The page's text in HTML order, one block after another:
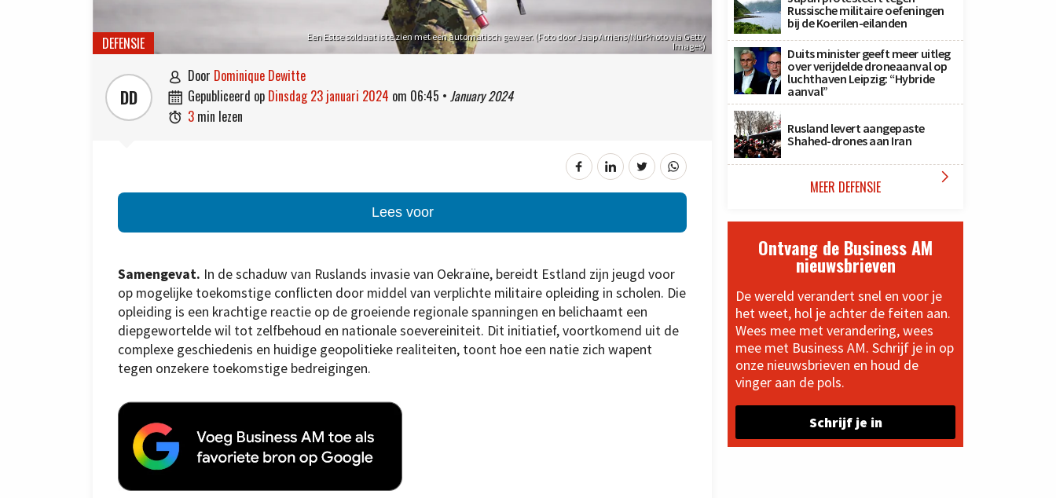
Een Estse soldaat is te zien met een automatisch geweer. (Foto door Jaap Arriens/NurPhoto via Getty
Images)
DEFENSIE
DD
 door Dominique Dewitte
 gepubliceerd op dinsdag 23 januari 2024 om 06:45 • January 2024
 3 min lezen
Lees voor
Samengevat. In de schaduw van Ruslands invasie van Oekraïne, bereidt Estland zijn jeugd voor
op mogelijke toekomstige conflicten door middel van verplichte militaire opleiding in scholen. Die
opleiding is een krachtige reactie op de groeiende regionale spanningen en belichaamt een
diepgewortelde wil tot zelfbehoud en nationale soevereiniteit. Dit initiatief, voortkomend uit de
complexe geschiedenis en huidige geopolitieke realiteiten, toont hoe een natie zich wapent
tegen onzekere toekomstige bedreigingen.
Russische militaire oefeningen
bij de Koerilen-eilanden
Duits minister geeft meer uitleg
over verijdelde droneaanval op
luchthaven Leipzig: “Hybride
aanval”
Rusland levert aangepaste
Shahed-drones aan Iran
MEER DEFENSIE 
Ontvang de Business AM
nieuwsbrieven
De wereld verandert snel en voor je
het weet, hol je achter de feiten aan.
Wees mee met verandering, wees
mee met Business AM. Schrijf je in op
onze nieuwsbrieven en houd de
vinger aan de pols.
Schrijf je in